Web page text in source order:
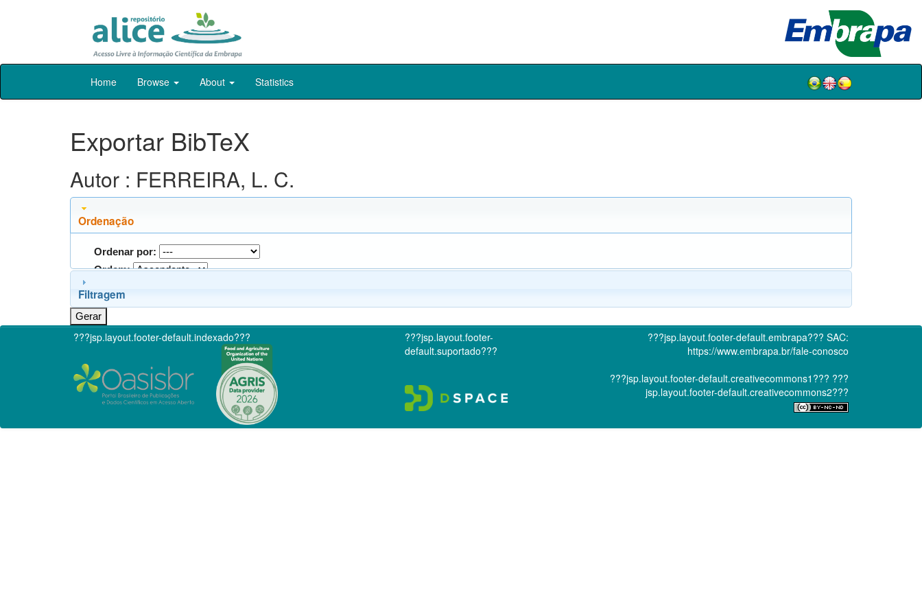
Skip
Home Browse About Statistics
Exportar BibTeX
Autor : FERREIRA, L. C.
Ordenação
Ordenar por:
Ordem:
Filtragem
???jsp.layout.footer-default.indexado???
???jsp.layout.footer-
default.suportado???
???jsp.layout.footer-default.embrapa??? SAC:
https://www.embrapa.br/fale-conosco
???jsp.layout.footer-default.creativecommons1??? ???
jsp.layout.footer-default.creativecommons2???